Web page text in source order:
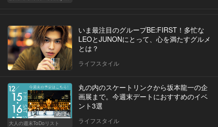
いま最注目のグループBE:FIRST！多忙な
LEOとJUNONにとって、心を満たすグルメ
とは？
ライフスタイル
Vol.24
大人の週末ToDoリスト
丸の内のスケートリンクから坂本龍一の企
画展まで。今週末デートにおすすめのイベ
ント3選
ライフスタイル